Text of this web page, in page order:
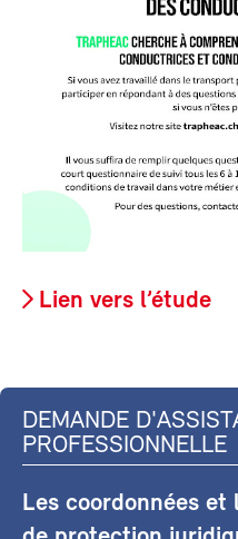
Lien vers l’étude
DEMANDE
PROFESSIONNELLE
Les coordonnées